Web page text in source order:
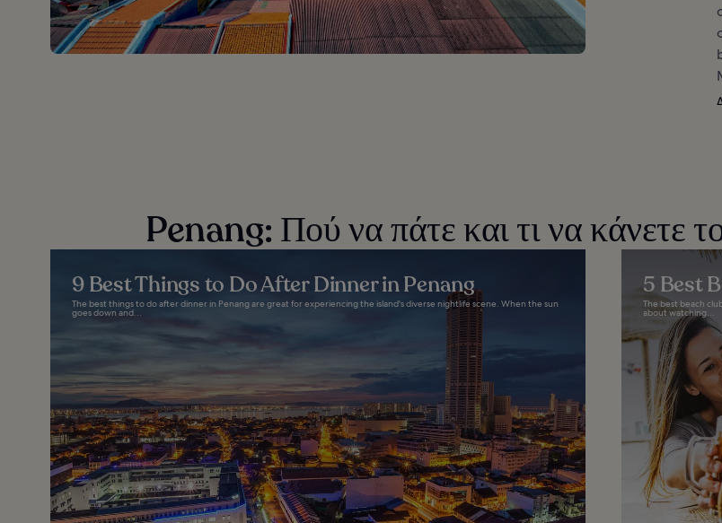
Penang: Πού να πάτε και τι να κάνετε
9 Best Things to Do After Dinner in Penang
The best things to do after dinner in Penang are great for experiencing the island's diverse nightlife scene. When the sun
goes down and...
5 Best
The best beach
about watching...